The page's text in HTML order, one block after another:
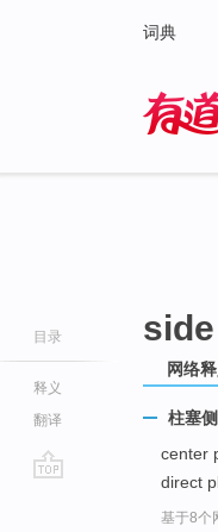
词典
目录
释义
翻译
网络
柱塞
center
direct
基于8个